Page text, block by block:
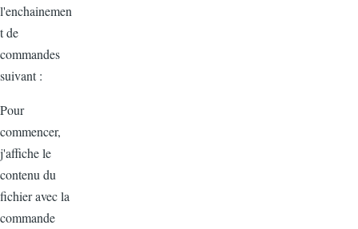
l'enchainemen
t de
commandes
suivant :
Pour
commencer,
j'affiche le
contenu du
fichier avec la
commande